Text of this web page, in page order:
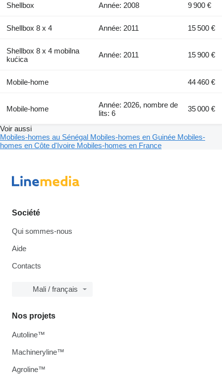
Shellbox Année: 2008 9 900 €
Shellbox 8 x 4 Année: 2011 15 500 €
Shellbox 8 x 4 mobilna
kućica
Année: 2011 15 900 €
Mobile-home 44 460 €
Mobile-home
Année: 2026, nombre de
lits: 6
35 000 €
Voir aussi
Mobiles-homes au Sénégal Mobiles-homes en Guinée Mobiles-
homes en Côte d'Ivoire Mobiles-homes en France
Société
Qui sommes-nous
Aide
Contacts
Mali / français
Nos projets
Autoline™
Machineryline™
Agroline™